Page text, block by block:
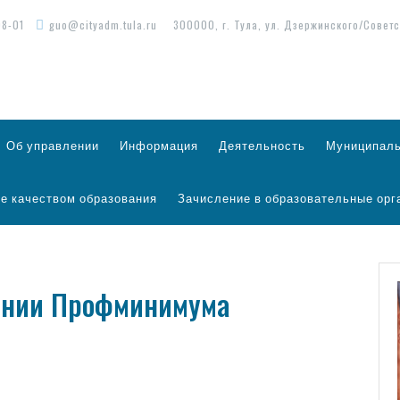
01 guo@cityadm.tula.ru 300000, г. Тула, ул. Дзержинского/
Об управлении Информация Деятельность
качеством образования Зачисление в образовательные
Профминимума